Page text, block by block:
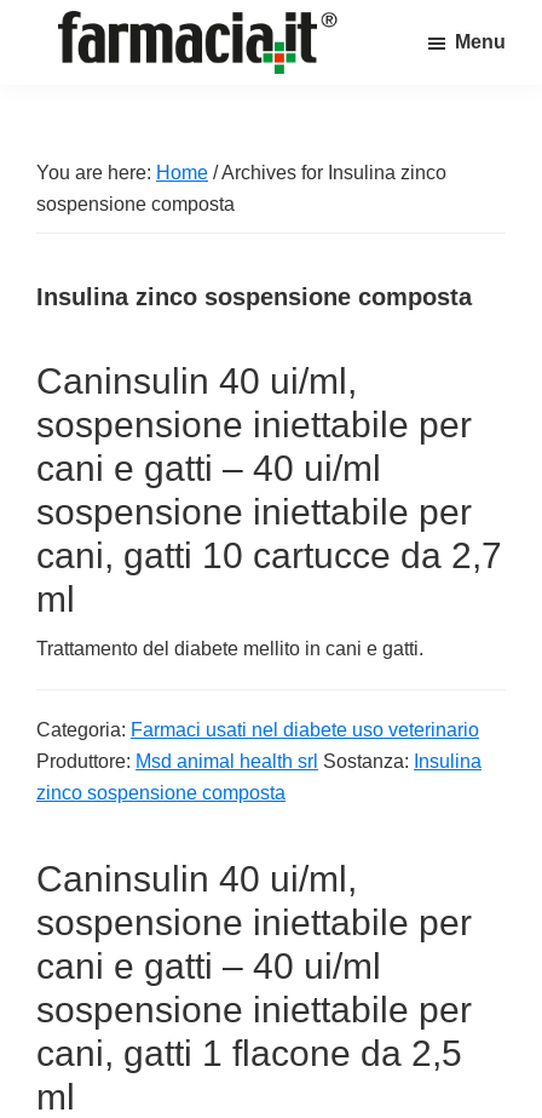
sul
mondo
online
Menu
You are here: Home /Archives for Insulina zinco
sospensione composta
Insulina zinco sospensione composta
Caninsulin 40 ui/ml,
sospensione iniettabile per
cani e gatti – 40 ui/ml
sospensione iniettabile per
cani, gatti 10 cartucce da 2,7
ml
Trattamento del diabete mellito in cani e gatti.
Categoria: Farmaci usati nel diabete uso veterinario
Produttore: Msd animal health srl Sostanza: Insulina
zinco sospensione composta
Caninsulin 40 ui/ml,
sospensione iniettabile per
cani e gatti – 40 ui/ml
sospensione iniettabile per
cani, gatti 1 flacone da 2,5
ml